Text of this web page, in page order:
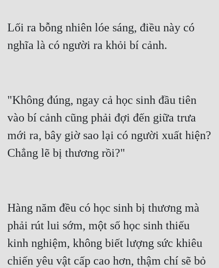
Lối ra bỗng nhiên lóe sáng, điều này có
"Không đúng, ngay cả học sinh đầu tiên
vào bí cảnh cũng phải đợi đến giữa trưa
mới ra, bây giờ sao lại có người xuất hiện?
Hàng năm đều có học sinh bị thương mà
phải rút lui sớm, một số học sinh thiếu
kinh nghiệm, không biết lượng sức khiêu
chiến yêu vật cấp cao hơn, thậm chí sẽ bỏ